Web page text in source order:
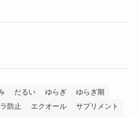
だるい ゆらぎ
ゆらぎ期
防止 エクオール
サプリメント